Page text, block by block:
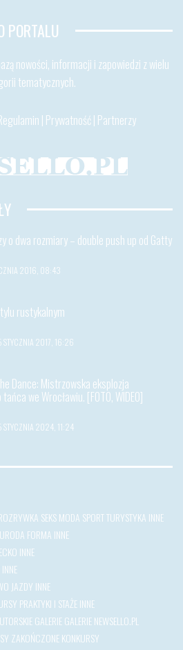
PORTALU
nowości, informacji i zapowiedzi z wielu
tematycznych.
| Prywatność| Partnerzy
o dwa rozmiary – double push up od Gatty
2016, 08:43
rustykalnym
STYCZNIA 2017, 16:26
Dance: Mistrzowska eksplozja
we Wrocławiu. [FOTO, WIDEO]
STYCZNIA 2024, 11:24
SEKSMODA SPORTTURYSTYKA INNE
URODA FORMA INNE
INNE
INNE
JAZDY INNE
PRAKTYKI I STAŻEINNE
GALERIEGALERIE NEWSELLO.PL
ZAKOŃCZONE KONKURSY